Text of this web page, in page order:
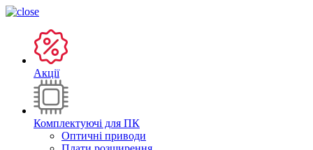
Акції
Комплектуючі для ПК
Оптичні приводи